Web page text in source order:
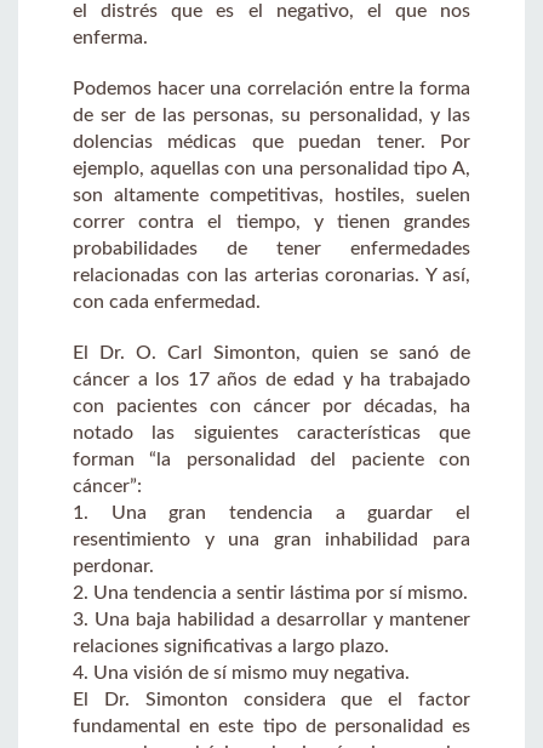
el distrés que es el negativo, el que nos
enferma.
Podemos hacer una correlación entre la forma
de ser de las personas, su personalidad, y las
dolencias médicas que puedan tener. Por
ejemplo, aquellas con una personalidad tipo A,
son altamente competitivas, hostiles, suelen
correr contra el tiempo, y tienen grandes
probabilidades de tener enfermedades
relacionadas con las arterias coronarias. Y así,
con cada enfermedad.
El Dr. O. Carl Simonton, quien se sanó de
cáncer a los 17 años de edad y ha trabajado
con pacientes con cáncer por décadas, ha
notado las siguientes características que
forman “la personalidad del paciente con
cáncer”:
1. Una gran tendencia a guardar el
resentimiento y una gran inhabilidad para
perdonar.
2. Una tendencia a sentir lástima por sí mismo.
3. Una baja habilidad a desarrollar y mantener
relaciones significativas a largo plazo.
4. Una visión de sí mismo muy negativa.
El Dr. Simonton considera que el factor
fundamental en este tipo de personalidad es